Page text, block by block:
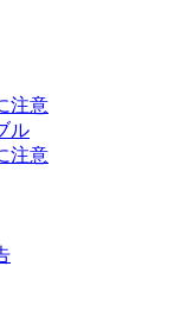
注意
ル
注意